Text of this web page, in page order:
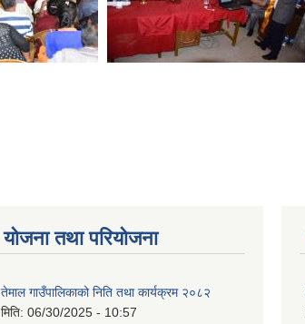
योजना तथा परियोजना
तेमाल गाउँपालिकाको निति तथा कार्यक्रम २०८२
मिति: 06/30/2025 - 10:57